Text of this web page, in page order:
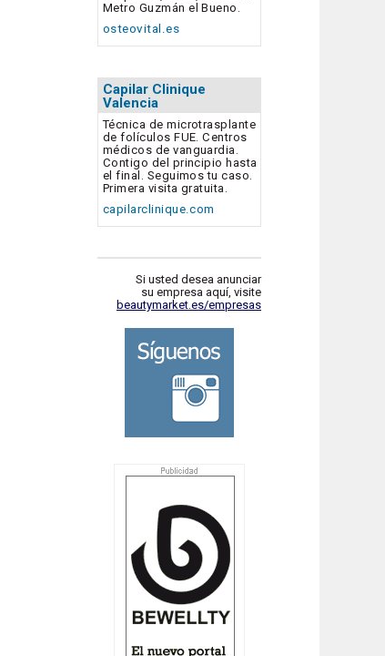
Metro Guzmán el Bueno.
osteovital.es
Capilar Clinique
Valencia
Técnica de microtrasplante
de folículos FUE. Centros
médicos de vanguardia.
Contigo del principio hasta
el final. Seguimos tu caso.
Primera visita gratuita.
capilarclinique.com
Si usted desea anunciar
su empresa aquí, visite
beautymarket.es/empresas